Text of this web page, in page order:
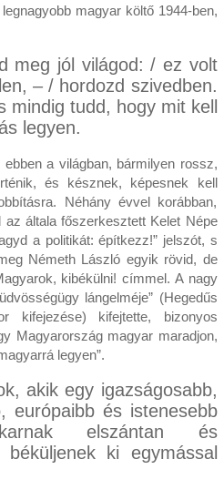
magyar költő 1944-ben,
meg jól világod: / ez volt
– / hordozd szivedben.
mindig tudd, hogy mit kell
legyen.
a világban, bármilyen rossz,
és késznek, képesnek kell
Néhány évvel korábban,
általa főszerkesztett Kelet Népe
a politikát: építkezz!” jelszót, s
Németh László egyik rövid, de
kibékülni! címmel. A nagy
lángelméje” (Hegedűs
kifejezése) kifejtette, bizonyos
Magyarország magyar maradjon,
legyen”.
akik egy igazságosabb,
európaibb és istenesebb
elszántan és
ki egymással